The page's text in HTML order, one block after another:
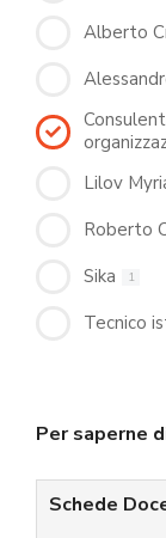
Alberto
Lilov
Roberto
Sika 1
Tecnico
Per saperne
Schede